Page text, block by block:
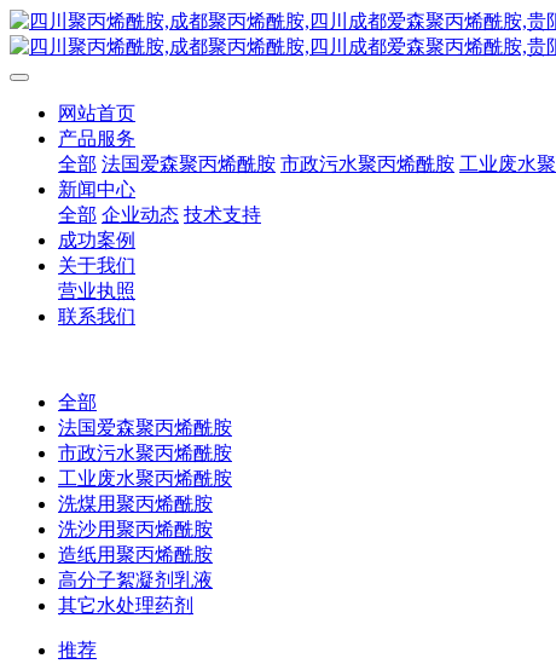
网站首页
产品服务
全部 法国爱森聚丙烯酰胺 市政污水聚丙烯酰胺 工业废水
新闻中心
全部 企业动态 技术支持
成功案例
关于我们
营业执照
联系我们
全部
法国爱森聚丙烯酰胺
市政污水聚丙烯酰胺
工业废水聚丙烯酰胺
洗煤用聚丙烯酰胺
洗沙用聚丙烯酰胺
造纸用聚丙烯酰胺
高分子絮凝剂乳液
其它水处理药剂
推荐